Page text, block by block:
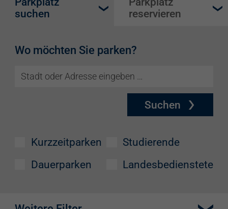
suchen
reservieren
Wo möchten Sie parken?
Suchen
Kurzzeitparken
Dauerparken
Studierende
Landesbedienstete